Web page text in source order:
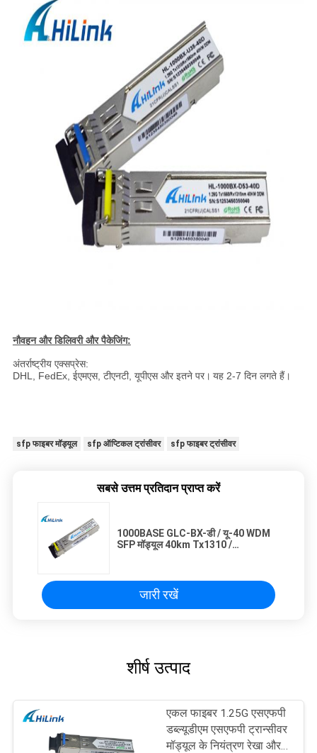
नौवहन और डिलिवरी और पैकेजिंग:
अंतर्राष्ट्रीय एक्सप्रेस:
DHL, FedEx, ईएमएस, टीएनटी, यूपीएस और इतने पर। यह 2-7 दिन लगते हैं।
sfp फाइबर मॉड्यूल sfp ऑप्टिकल ट्रांसीवर sfp फाइबर ट्रांसीवर
सबसे उत्तम प्रतिदान प्राप्त करें
1000BASE GLC-BX-डी / यू-40 WDM
SFP मॉड्यूल 40km Tx1310 /
जारी रखें
शीर्ष उत्पाद
एकल फाइबर 1.25G एसएफपी
डब्ल्यूडीएम एसएफपी ट्रान्सीवर
मॉड्यूल के नियंत्रण रेखा और